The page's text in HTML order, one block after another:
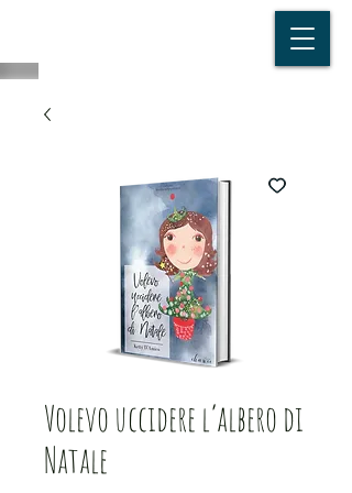
Volevo uccidere l’albero di
Natale